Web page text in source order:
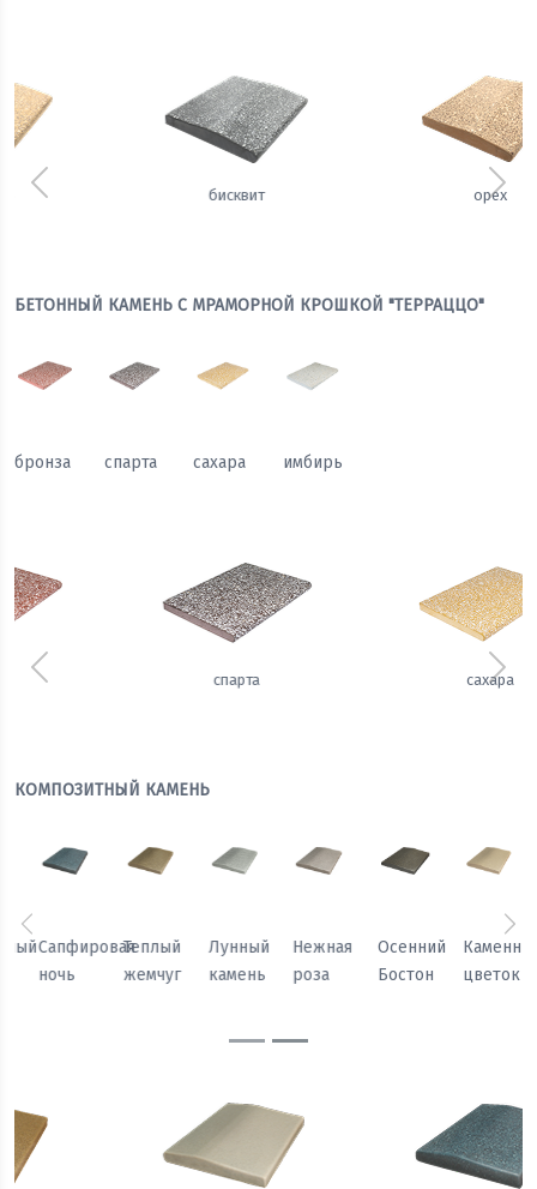
Предыдущий
БЕТОННЫЙ КАМЕНЬ С МРАМОРНОЙ КРОШКОЙ "ТЕРРАЦЦО"
бронза спарта сахара имбирь
Предыдущий
КОМПОЗИТНЫЙ КАМЕНЬ
Осенний
Бостон
Каменный
цветок
Песчаный
камень
Морозный
персик
Сапфировая
ночь
Теплый
жемчуг
Предыдущий